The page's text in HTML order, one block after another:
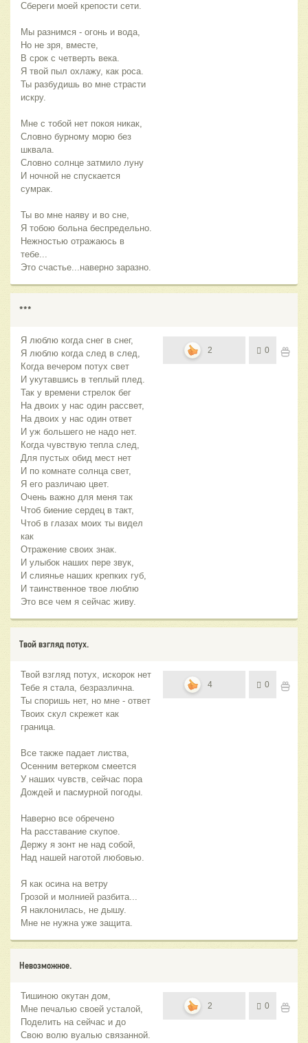
Сбереги моей крепости сети.
Мы разнимся - огонь и вода,
Но не зря, вместе,
В срок с четверть века.
Я твой пыл охлажу, как роса.
Ты разбудишь во мне страсти
искру.
Мне с тобой нет покоя никак,
Словно бурному морю без
шквала.
Словно солнце затмило луну
И ночной не спускается
сумрак.
Ты во мне наяву и во сне,
Я тобою больна беспредельно.
Нежностью отражаюсь в
тебе...
Это счастье...наверно заразно.
***
Я люблю когда снег в снег,
Я люблю когда след в след,
Когда вечером потух свет
И укутавшись в теплый плед.
Так у времени стрелок бег
На двоих у нас один рассвет,
На двоих у нас один ответ
И уж большего не надо нет.
Когда чувствую тепла след,
Для пустых обид мест нет
И по комнате солнца свет,
Я его различаю цвет.
Очень важно для меня так
Чтоб биение сердец в такт,
Чтоб в глазах моих ты видел
как
Отражение своих знак.
И улыбок наших пере звук,
И слиянье наших крепких губ,
И таинственное твое люблю
Это все чем я сейчас живу.
2 0
Твой взгляд потух.
Твой взгляд потух, искорок нет
Тебе я стала, безразлична.
Ты споришь нет, но мне - ответ
Твоих скул скрежет как
граница.
Все также падает листва,
Осенним ветерком смеется
У наших чувств, сейчас пора
Дождей и пасмурной погоды.
Наверно все обречено
На расставание скупое.
Держу я зонт не над собой,
Над нашей наготой любовью.
Я как осина на ветру
Грозой и молнией разбита...
Я наклонилась, не дышу.
Мне не нужна уже защита.
4 0
Невозможное.
Тишиною окутан дом,
Мне печалью своей усталой,
Поделить на сейчас и до
Свою волю вуалью связанной.
2 0